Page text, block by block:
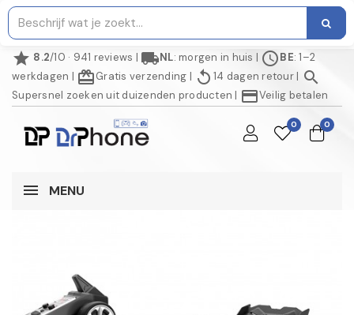
star 8.2/10 · 941 reviews | local_shippingNL: morgen in huis | scheduleBE: 1–2
werkdagen | redeemGratis verzending | replay 14 dagen retour| search
Supersnel zoeken uit duizenden producten | credit_cardVeilig betalen
0 0
MENU